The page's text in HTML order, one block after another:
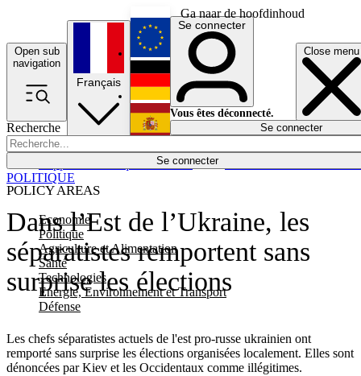
Ga naar de hoofdinhoud
Open sub
navigation
Close menu
Recherche
Se connecter
POLICY AREAS
Economie
Politique
Agriculture et Alimentation
Santé
Technologies
Energie, Environnement et Transport
Défense
Économie
Français
English
Deutsch
Español
Se connecter
Vous êtes déconnecté.
Se connecter
Dans l’Est de l’Ukraine, les
séparatistes remportent sans
surprise les élections
Les chefs séparatistes actuels de l'est pro-russe ukrainien ont
remporté sans surprise les élections organisées localement. Elles sont
dénoncées par Kiev et les Occidentaux comme illégitimes.
POLITIQUE